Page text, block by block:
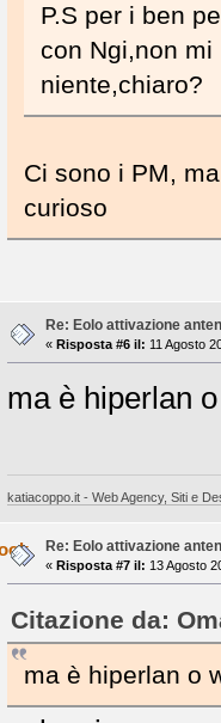
P.S per i ben
con Ngi,non
niente,chiaro?
Ci sono i PM,
curioso
Re: Eolo attivazione
« Risposta #6 il: 11 Agosto
ma è hiperlan
katiacoppo.it - Web Agency, Siti e
Re: Eolo attivazione
« Risposta #7 il: 13 Agosto
Citazione da:
ma è hiperlan o